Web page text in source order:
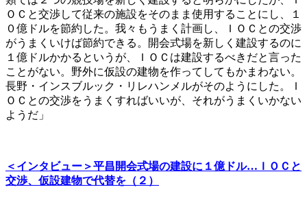
ＯＣと交渉して従来の施設をそのまま使用することにし、１
０億ドルを節約した。我々もうまく計画し、ＩＯＣとの交渉
がうまくいけば節約できる。開会式場を新しく建設するのに
１億ドルかかるというが、ＩＯＣは建設するべきだと言った
ことがない。野外に仮設の建物を作ってしてもかまわない。
長野・インスブルック・リレハンメルがそのようにした。Ｉ
ＯＣとの交渉をうまくすればいいが、それがうまくいかない
ようだ」
＜インタビュー＞平昌開会式場の建設に１億ドル…ＩＯＣと
交渉、仮設建物で代替を（２）